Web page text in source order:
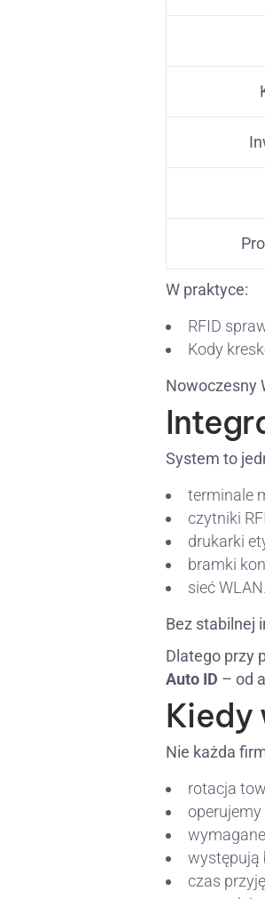
W praktyce:
RFID
Kody
Nowoczesny
System to
terminale
czytniki
drukarki
bramki
sieć WLAN.
Bez stabilnej
Dlatego przy
Auto ID – od
Kiedy
Nie każda
rotacja
występują
czas